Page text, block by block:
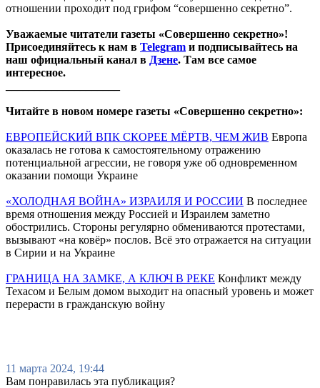
отношении проходит под грифом “совершенно секретно”.
Уважаемые читатели газеты «Совершенно секретно»!
Присоединяйтесь к нам в Telegram и подписывайтесь на
наш официальный канал в Дзене. Там все самое
интересное.
Читайте в новом номере газеты «Совершенно секретно»:
ЕВРОПЕЙСКИЙ ВПК СКОРЕЕ МЁРТВ, ЧЕМ ЖИВ Европа
оказалась не готова к самостоятельному отражению
потенциальной агрессии, не говоря уже об одновременном
оказании помощи Украине
«ХОЛОДНАЯ ВОЙНА» ИЗРАИЛЯ И РОССИИ В последнее
время отношения между Россией и Израилем заметно
обострились. Стороны регулярно обмениваются протестами,
вызывают «на ковёр» послов. Всё это отражается на ситуации
в Сирии и на Украине
ГРАНИЦА НА ЗАМКЕ, А КЛЮЧ В РЕКЕ Конфликт между
Техасом и Белым домом выходит на опасный уровень и может
перерасти в гражданскую войну
11 марта 2024, 19:44
Вам понравилась эта публикация?